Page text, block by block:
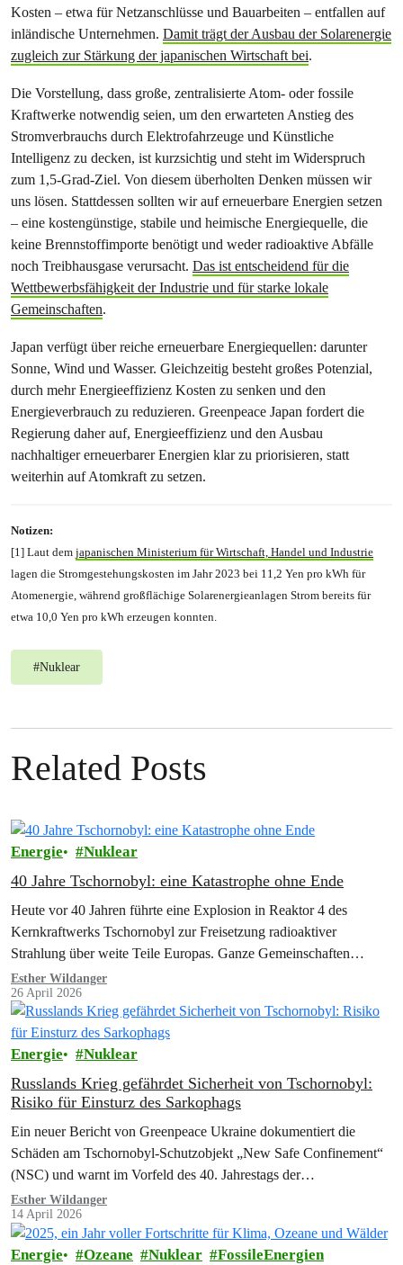
Kosten – etwa für Netzanschlüsse und Bauarbeiten – entfallen auf
inländische Unternehmen. Damit trägt der Ausbau der Solarenergie
zugleich zur Stärkung der japanischen Wirtschaft bei.
Die Vorstellung, dass große, zentralisierte Atom- oder fossile
Kraftwerke notwendig seien, um den erwarteten Anstieg des
Stromverbrauchs durch Elektrofahrzeuge und Künstliche
Intelligenz zu decken, ist kurzsichtig und steht im Widerspruch
zum 1,5-Grad-Ziel. Von diesem überholten Denken müssen wir
uns lösen. Stattdessen sollten wir auf erneuerbare Energien setzen
– eine kostengünstige, stabile und heimische Energiequelle, die
keine Brennstoffimporte benötigt und weder radioaktive Abfälle
noch Treibhausgase verursacht. Das ist entscheidend für die
Wettbewerbsfähigkeit der Industrie und für starke lokale
Gemeinschaften.
Japan verfügt über reiche erneuerbare Energiequellen: darunter
Sonne, Wind und Wasser. Gleichzeitig besteht großes Potenzial,
durch mehr Energieeffizienz Kosten zu senken und den
Energieverbrauch zu reduzieren. Greenpeace Japan fordert die
Regierung daher auf, Energieeffizienz und den Ausbau
nachhaltiger erneuerbarer Energien klar zu priorisieren, statt
weiterhin auf Atomkraft zu setzen.
Notizen:
[1] Laut dem japanischen Ministerium für Wirtschaft, Handel und Industrie
lagen die Stromgestehungskosten im Jahr 2023 bei 11,2 Yen pro kWh für
Atomenergie, während großflächige Solarenergieanlagen Strom bereits für
etwa 10,0 Yen pro kWh erzeugen konnten.
#Nuklear
Related Posts
Energie Nuklear
40 Jahre Tschornobyl: eine Katastrophe ohne Ende
Heute vor 40 Jahren führte eine Explosion in Reaktor 4 des
Kernkraftwerks Tschornobyl zur Freisetzung radioaktiver
Strahlung über weite Teile Europas. Ganze Gemeinschaften
mussten ihre Heimat verlassen, zurück blieb ein…
Esther Wildanger
26 April 2026
Energie Nuklear
Russlands Krieg gefährdet Sicherheit von Tschornobyl:
Risiko für Einsturz des Sarkophags
Ein neuer Bericht von Greenpeace Ukraine dokumentiert die
Schäden am Tschornobyl-Schutzobjekt „New Safe Confinement“
(NSC) und warnt im Vorfeld des 40. Jahrestags der…
Esther Wildanger
14 April 2026
Energie Ozeane Nuklear
FossileEnergien